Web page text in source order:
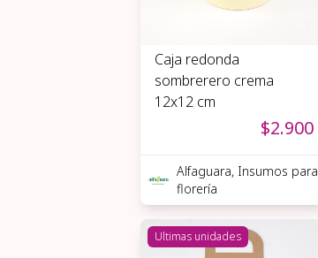
Caja redonda
sombrerero crema
12x12 cm
$2.900
Alfaguara, Insumos para
florería
Ultimas unidades